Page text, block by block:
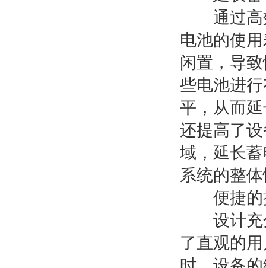
通过高效
电池的使
闲置，导
些电池进
平，从而
还提高了
域，延长
系统的整
便捷的
设计充分
了直观的